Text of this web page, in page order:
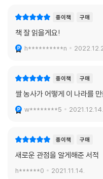
어쩌면 나의 일탈 행위 때문에
그로 인해 쏟아지는 비난의 화
는, 궁극적인 행위의 동기다. 따
자가 격리의 원칙을 지키는 상
스템은 어디서 유래한 것인가?
는 이 ‘사회적 조율의 기예’가
해온 공동노동 시스템에서 유래
‘벼농사 체제’로부터 말이다.
「연공제와 공정성의 위기」는
공제’를 분석하되, 이것이 어떻게
응하여 오늘날 청년 실업과 비
지를 이야기한다. 6장 「벼농사
종이책 구매
책 잘 읽을게요!
h**********n
종이책 구매
쌀 농사가 어떻게 이 나라를 만
w********5 2021.12.14.
종이책 구매
새로운 관점을 알게해준 서적
h******0 2021.11.14.